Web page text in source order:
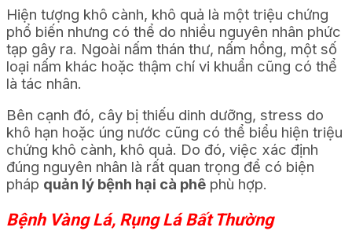
Hiện tượng khô cành, khô quả là một triệu chứng
phổ biến nhưng có thể do nhiều nguyên nhân phức
tạp gây ra. Ngoài nấm thán thư, nấm hồng, một số
loại nấm khác hoặc thậm chí vi khuẩn cũng có thể
là tác nhân.
Bên cạnh đó, cây bị thiếu dinh dưỡng, stress do
khô hạn hoặc úng nước cũng có thể biểu hiện triệu
chứng khô cành, khô quả. Do đó, việc xác định
đúng nguyên nhân là rất quan trọng để có biện
pháp quản lý bệnh hại cà phê phù hợp.
Bệnh Vàng Lá, Rụng Lá Bất Thường